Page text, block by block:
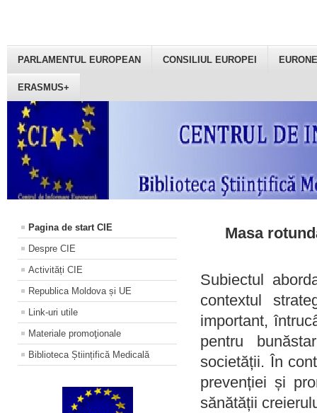
PARLAMENTUL EUROPEAN CONSILIUL EUROPEI
ERASMUS+
Pagina de start CIE
Despre CIE
Activități CIE
Republica Moldova și UE
Link-uri utile
Materiale promoţionale
Biblioteca Științifică Medicală
Masa
Subiectul
contextul
important,
pentru
societății. În
prevenției și
sănătății